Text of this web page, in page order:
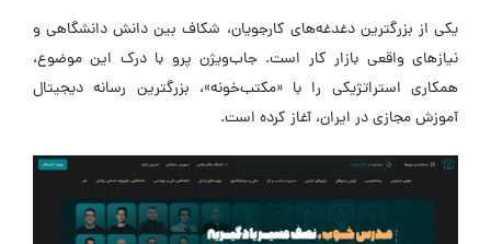
یکی از بزرگترین دغدغه‌های کارجویان، شکاف بین دانش دانشگاهی و
نیازهای واقعی بازار کار است. جاب‌ویژن پرو با درک این موضوع،
همکاری استراتژیکی را با «مکتب‌خونه»، بزرگترین رسانه دیجیتال
آموزش مجازی در ایران، آغاز کرده است.